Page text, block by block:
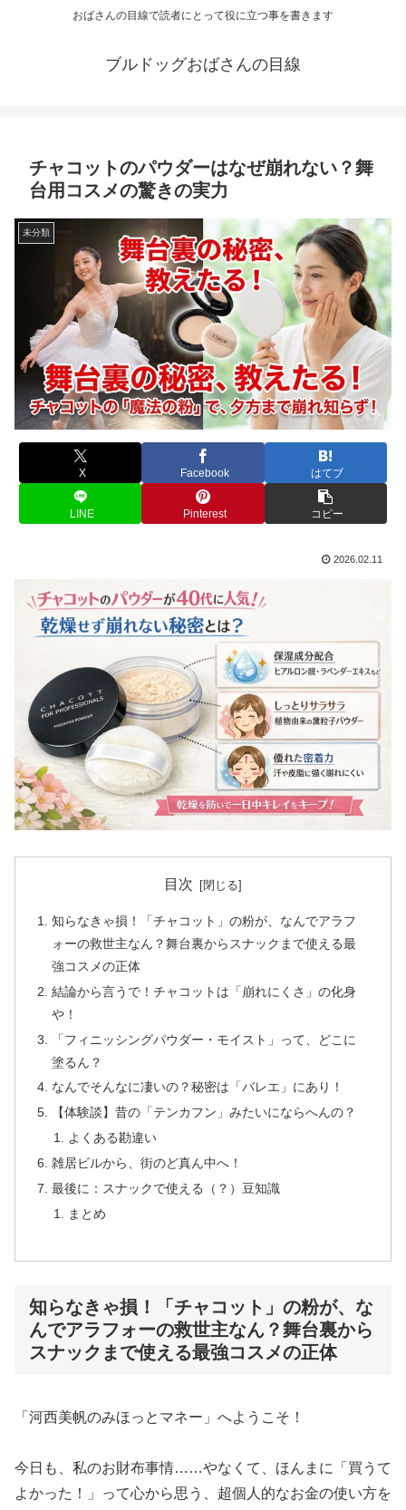
おばさんの目線で読者にとって役に立つ事を書きます
ブルドッグおばさんの目線
チャコットのパウダーはなぜ崩れない？舞
台用コスメの驚きの実力
未分類
X Facebook はてブ
LINE Pinterest コピー
2026.02.11
目次
知らなきゃ損！「チャコット」の粉が、なんでアラフ
ォーの救世主なん？舞台裏からスナックまで使える最
強コスメの正体
結論から言うで！チャコットは「崩れにくさ」の化身
や！
「フィニッシングパウダー・モイスト」って、どこに
塗るん？
なんでそんなに凄いの？秘密は「バレエ」にあり！
【体験談】昔の「テンカフン」みたいにならへんの？
よくある勘違い
雑居ビルから、街のど真ん中へ！
最後に：スナックで使える（？）豆知識
まとめ
知らなきゃ損！「チャコット」の粉が、な
んでアラフォーの救世主なん？舞台裏から
スナックまで使える最強コスメの正体
「河西美帆のみほっとマネー」へようこそ！
今日も、私のお財布事情……やなくて、ほんまに「買うて
よかった！」って心から思う、超個人的なお金の使い方を